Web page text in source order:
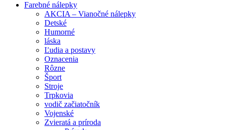
Farebné nálepky
AKCIA – Vianočné nálepky
Detské
Humorné
láska
Ľudia a postavy
Oznacenia
Rôzne
Šport
Stroje
Trpkovia
vodič začiatočník
Vojenské
Zvieratá a príroda